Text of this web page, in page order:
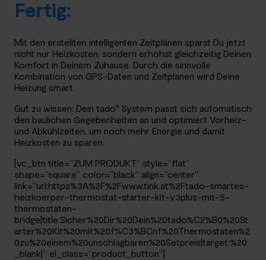
Fertig:
Mit den erstellten intelligenten Zeitplänen sparst Du jetzt
nicht nur Heizkosten, sondern erhöhst gleichzeitig Deinen
Komfort in Deinem Zuhause. Durch die sinnvolle
Kombination von GPS-Daten und Zeitplänen wird Deine
Heizung smart.
Gut zu wissen: Dein tado° System passt sich automatisch
den baulichen Gegebenheiten an und optimiert Vorheiz-
und Abkühlzeiten, um noch mehr Energie und damit
Heizkosten zu sparen.
[vc_btn title=“ZUM PRODUKT“ style=“flat“
shape=“square“ color=“black“ align=“center“
link=“url:https%3A%2F%2Fwww.tink.at%2Ftado-smartes-
heizkoerper-thermostat-starter-kit-v3plus-mit-5-
thermostaten-
bridge|title:Sicher%20Dir%20Dein%20tado%C2%B0%20St
arter%20Kit%20mit%20f%C3%BCnf%20Thermostaten%2
0zu%20einem%20unschlagbaren%20Setpreis|target:%20
_blank|“ el_class=“product_button“]